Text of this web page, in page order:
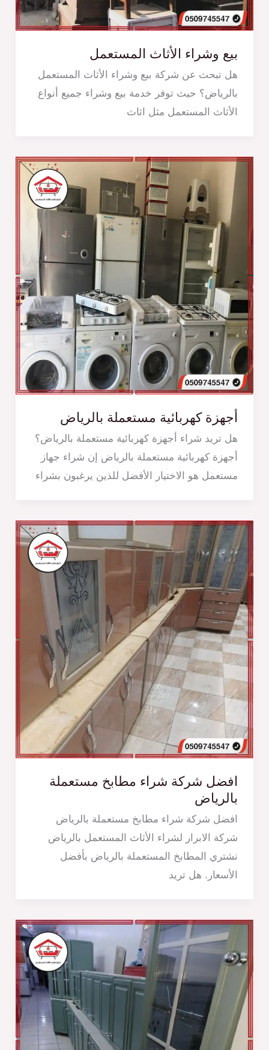
بيع وشراء الأثاث المستعمل
هل تبحث عن شركة بيع وشراء الأثاث المستعمل
بالرياض؟ حيث توفر خدمة بيع وشراء جميع أنواع
الأثاث المستعمل مثل اثاث
أجهزة كهربائية مستعملة بالرياض
هل تريد شراء أجهزة كهربائية مستعملة بالرياض؟
أجهزة كهربائية مستعملة بالرياض إن شراء جهاز
مستعمل هو الاختيار الأفضل للذين يرغبون بشراء
افضل شركة شراء مطابخ مستعملة
بالرياض
افضل شركة شراء مطابخ مستعملة بالرياض
شركة الابرار لشراء الأثاث المستعمل بالرياض
نشتري المطابخ المستعملة بالرياض بأفضل
الأسعار. هل تريد